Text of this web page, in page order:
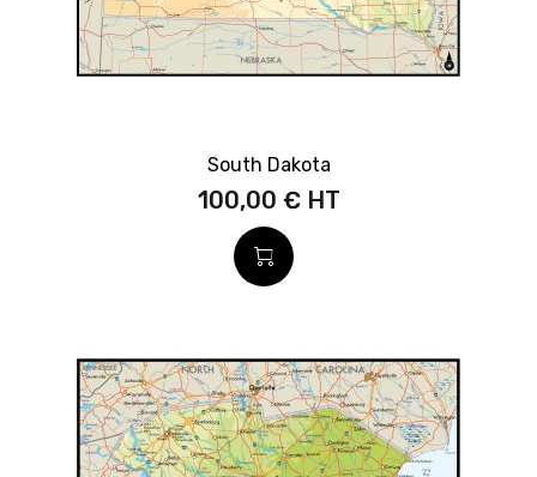
South Dakota
100,00 €